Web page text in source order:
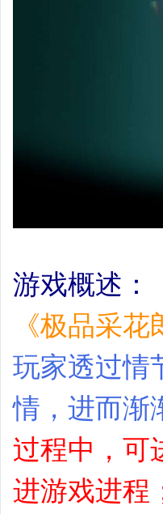
游戏概述：
《极品采
玩家透过情
情，进而渐
过程中，可
进游戏进程